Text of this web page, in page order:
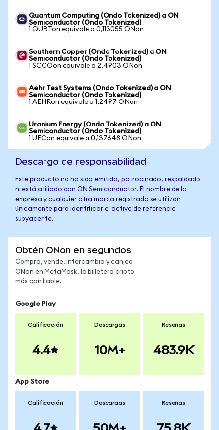
Quantum Computing (Ondo Tokenized) a ON
Semiconductor (Ondo Tokenized)
1 QUBTon equivale a 0,113055 ONon
Southern Copper (Ondo Tokenized) a ON
Semiconductor (Ondo Tokenized)
1 SCCOon equivale a 2,4903 ONon
Aehr Test Systems (Ondo Tokenized) a ON
Semiconductor (Ondo Tokenized)
1 AEHRon equivale a 1,2497 ONon
Uranium Energy (Ondo Tokenized) a ON
Semiconductor (Ondo Tokenized)
1 UECon equivale a 0,137648 ONon
Descargo de responsabilidad
Este producto no ha sido emitido, patrocinado, respaldado
ni está afiliado con ON Semiconductor. El nombre de la
empresa y cualquier otra marca registrada se utilizan
únicamente para identificar el activo de referencia
subyacente.
Obtén ONon en segundos
Compra, vende, intercambia y canjea
ONon en MetaMask, la billetera cripto
más confiable.
Google Play
Calificación
4.4
Descargas
10M+
Reseñas
483.9K
App Store
Calificación Descargas Reseñas